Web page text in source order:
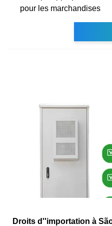
pour les marchandises
Droits d''importation à